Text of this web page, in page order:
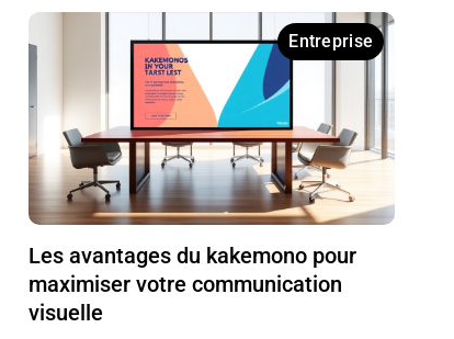
Entreprise
Les avantages du kakemono pour
maximiser votre communication
visuelle